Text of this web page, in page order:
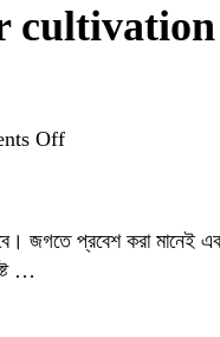
Offon
যত্ন
জগতে প্রবেশ করা
…